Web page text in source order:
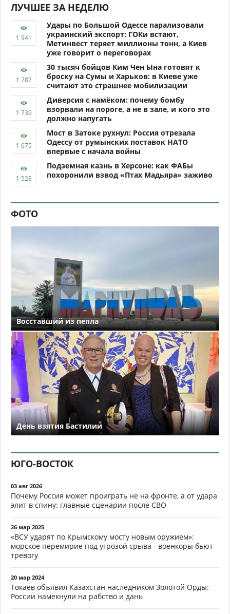
ЛУЧШЕЕ ЗА НЕДЕЛЮ
Удары по Большой Одессе парализовали
украинский экспорт: ГОКи встают,
Метинвест теряет миллионы тонн, а Киев
уже говорит о переговорах
30 тысяч бойцов Ким Чен Ына готовят к
броску на Сумы и Харьков: в Киеве уже
считают это страшнее мобилизации
Диверсия с намёком: почему бомбу
взорвали на пороге, а не в зале, и кого это
должно напугать
Мост в Затоке рухнул: Россия отрезала
Одессу от румынских поставок НАТО
впервые с начала войны
Подземная казнь в Херсоне: как ФАБы
похоронили взвод «Птах Мадьяра» заживо
ФОТО
Восставший из пепла
День взятия Бастилии
ЮГО-ВОСТОК
03 авг 2026
Почему Россия может проиграть не на фронте, а от удара
элит в спину: главные сценарии после СВО
26 мар 2025
«ВСУ ударят по Крымскому мосту новым оружием»:
морское перемирие под угрозой срыва - военкоры бьют
тревогу
20 мар 2024
Токаев объявил Казахстан наследником Золотой Орды:
России намекнули на рабство и дань